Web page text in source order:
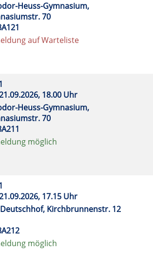
Heuss-Gymnasium,
70
auf Warteliste
18.00 Uhr
Heuss-Gymnasium,
70
möglich
17.15 Uhr
Kirchbrunnenstr. 12
möglich